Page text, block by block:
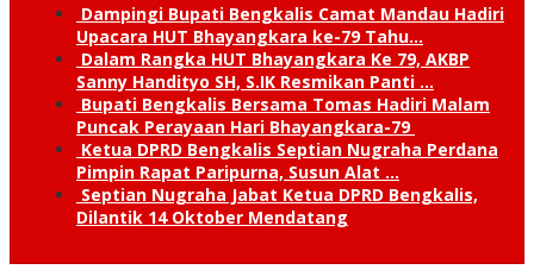
Dampingi Bupati Bengkalis Camat Mandau Hadiri
Upacara HUT Bhayangkara ke-79 Tahu…
Dalam Rangka HUT Bhayangkara Ke 79, AKBP
Sanny Handityo SH, S.IK Resmikan Panti …
Bupati Bengkalis Bersama Tomas Hadiri Malam
Puncak Perayaan Hari Bhayangkara-79
Ketua DPRD Bengkalis Septian Nugraha Perdana
Pimpin Rapat Paripurna, Susun Alat …
Septian Nugraha Jabat Ketua DPRD Bengkalis,
Dilantik 14 Oktober Mendatang